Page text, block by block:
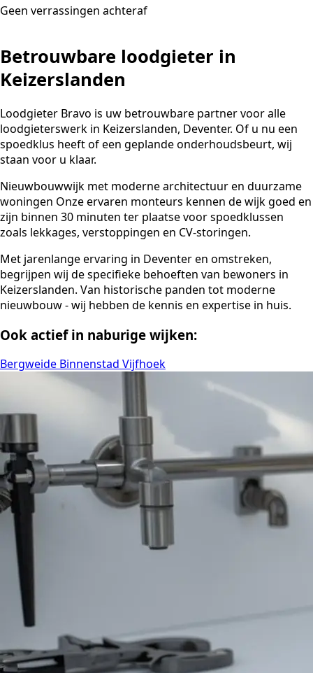
Geen verrassingen achteraf
Betrouwbare loodgieter in
Keizerslanden
Loodgieter Bravo is uw betrouwbare partner voor alle
loodgieterswerk in Keizerslanden, Deventer. Of u nu een
spoedklus heeft of een geplande onderhoudsbeurt, wij
staan voor u klaar.
Nieuwbouwwijk met moderne architectuur en duurzame
woningen Onze ervaren monteurs kennen de wijk goed en
zijn binnen 30 minuten ter plaatse voor spoedklussen
zoals lekkages, verstoppingen en CV-storingen.
Met jarenlange ervaring in Deventer en omstreken,
begrijpen wij de specifieke behoeften van bewoners in
Keizerslanden. Van historische panden tot moderne
nieuwbouw - wij hebben de kennis en expertise in huis.
Ook actief in naburige wijken:
Bergweide Binnenstad Vijfhoek